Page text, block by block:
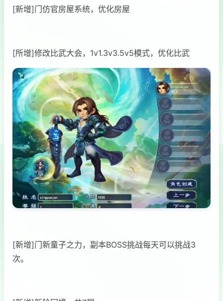
[新增]门仿官房屋系统，优化房屋
[所增]修改比武大会，1v1.3v3.5v5模式，优化比武
[新增]门新童子之力，副本BOSS挑战每天可以挑战3
次。